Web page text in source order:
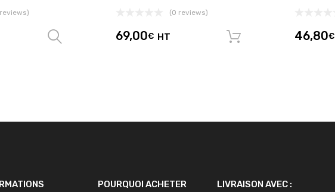
Choix des options
(0 reviews)
69,00€ HT Ajouter au panier
46,80€
POURQUOI ACHETER
LIVRAISON AVEC :